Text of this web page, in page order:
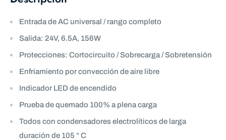
Entrada de AC universal / rango completo
Salida: 24V, 6.5A, 156W
Protecciones: Cortocircuito / Sobrecarga / Sobretensión
Enfriamiento por convección de aire libre
Indicador LED de encendido
Prueba de quemado 100% a plena carga
Todos con condensadores electrolíticos de larga
duración de 105 ° C